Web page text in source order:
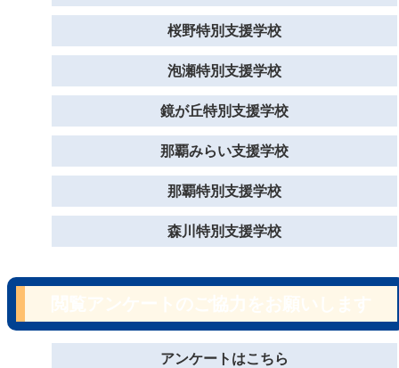
桜野特別支援学校
泡瀬特別支援学校
鏡が丘特別支援学校
那覇みらい支援学校
那覇特別支援学校
森川特別支援学校
アンケートはこちら